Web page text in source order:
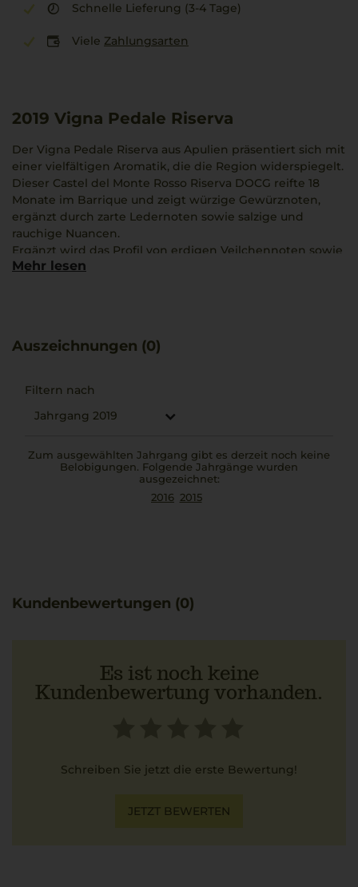
Schnelle Lieferung (3-4 Tage)
Viele Zahlungsarten
2019 Vigna Pedale Riserva
Der Vigna Pedale Riserva aus Apulien präsentiert sich mit
einer vielfältigen Aromatik, die die Region widerspiegelt.
Dieser Castel del Monte Rosso Riserva DOCG reifte 18
Monate im Barrique und zeigt würzige Gewürznoten,
ergänzt durch zarte Ledernoten sowie salzige und
rauchige Nuancen.
Ergänzt wird das Profil von erdigen Veilchennoten sowie
blumigen Elementen, die an Banane erinnern. Eine
Orecchiette con le cime di rapa, wobei die leichte
betont.
Mehr lesen
Auszeichnungen (0)
Filtern nach
Jahrgang 2019
Zum ausgewählten Jahrgang gibt es derzeit noch keine
Belobigungen. Folgende Jahrgänge wurden
ausgezeichnet:
2016 2015
Kundenbewertungen (0)
Es ist noch keine
Kundenbewertung vorhanden.
Schreiben Sie jetzt die erste Bewertung!
JETZT BEWERTEN